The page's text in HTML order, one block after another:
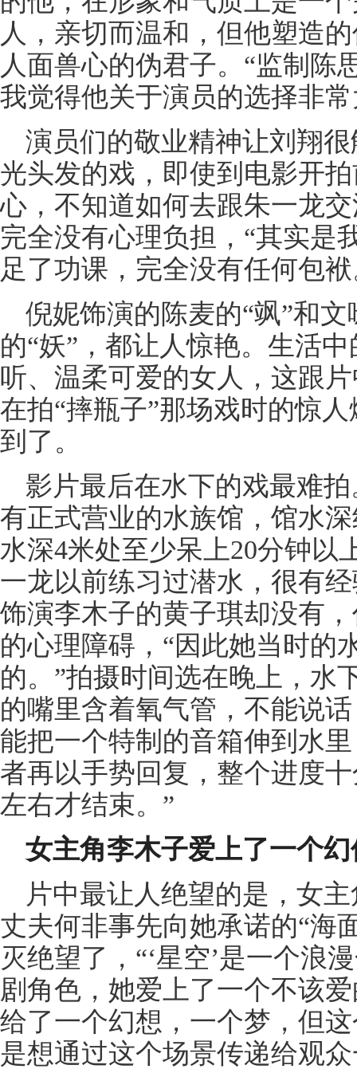
人，亲切而温和，但他塑造
人面兽心的伪君子。“监制陈
我觉得他关于演员的选择非
演员们的敬业精神让刘翔
光头发的戏，即使到电影开
心，不知道如何去跟朱一龙
完全没有心理负担，“其实是
足了功课，完全没有任何包袱
倪妮饰演的陈麦的“飒”和
的“妖”，都让人惊艳。生活
听、温柔可爱的女人，这跟
在拍“摔瓶子”那场戏时的惊
到了。
影片最后在水下的戏最难
有正式营业的水族馆，馆水
水深4米处至少呆上20分钟以
一龙以前练习过潜水，很有
饰演李木子的黄子琪却没有
的心理障碍，“因此她当时的
的。”拍摄时间选在晚上，水
的嘴里含着氧气管，不能说
能把一个特制的音箱伸到水
者再以手势回复，整个进度
左右才结束。”
女主角李木子爱上了一个幻
片中最让人绝望的是，女
丈夫何非事先向她承诺的“海
灭绝望了，“‘星空’是一个浪
剧角色，她爱上了一个不该
给了一个幻想，一个梦，但
是想通过这个场景传递给观